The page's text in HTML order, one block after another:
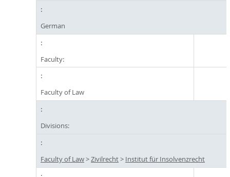
German
Faculty:
Faculty of Law
Divisions:
Faculty of Law>Zivilrecht> Institut für Insolvenzrecht